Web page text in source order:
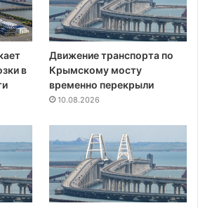
в
Движение транспорта по
Крымскому мосту
временно перекрыли
10.08.2026